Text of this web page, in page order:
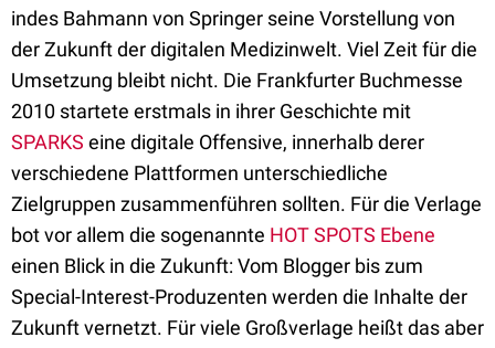
indes Bahmann von Springer seine Vorstellung von
der Zukunft der digitalen Medizinwelt. Viel Zeit für die
Umsetzung bleibt nicht. Die Frankfurter Buchmesse
2010 startete erstmals in ihrer Geschichte mit
SPARKS eine digitale Offensive, innerhalb derer
verschiedene Plattformen unterschiedliche
Zielgruppen zusammenführen sollten. Für die Verlage
bot vor allem die sogenannte HOT SPOTS Ebene
einen Blick in die Zukunft: Vom Blogger bis zum
Special-Interest-Produzenten werden die Inhalte der
Zukunft vernetzt. Für viele Großverlage heißt das aber